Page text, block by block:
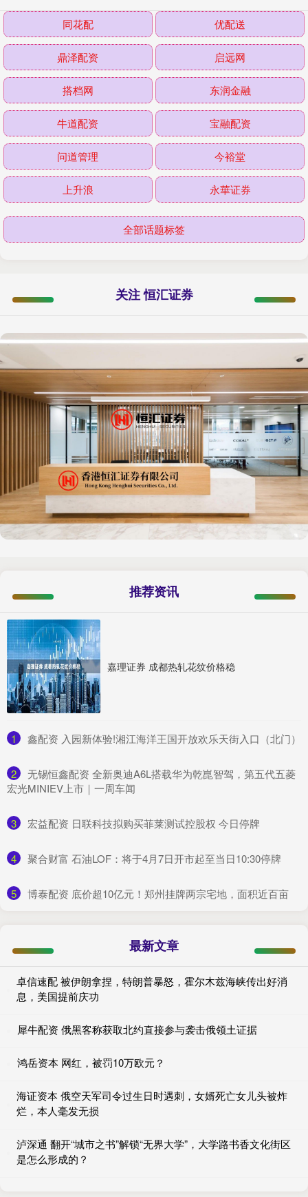
同花配 优配送
鼎泽配资 启远网
搭档网 东润金融
牛道配资 宝融配资
问道管理 今裕堂
上升浪 永華证券
全部话题标签
关注 恒汇证券
推荐资讯
嘉理证券 成都热轧花纹价格稳
1 ​鑫配资 入园新体验!湘江海洋王国开放欢乐天街入口（北门）
2
​无锡恒鑫配资 全新奥迪A6L搭载华为乾崑智驾，第五代五菱
宏光MINIEV上市｜一周车闻
3 ​宏益配资 日联科技拟购买菲莱测试控股权 今日停牌
4 ​聚合财富 石油LOF：将于4月7日开市起至当日10:30停牌
5 ​博泰配资 底价超10亿元！郑州挂牌两宗宅地，面积近百亩
最新文章
卓信速配 被伊朗拿捏，特朗普暴怒，霍尔木兹海峡传出好消
息，美国提前庆功
犀牛配资 俄黑客称获取北约直接参与袭击俄领土证据
鸿岳资本 网红，被罚10万欧元？
海证资本 俄空天军司令过生日时遇刺，女婿死亡女儿头被炸
烂，本人毫发无损
泸深通 翻开“城市之书”解锁“无界大学”，大学路书香文化街区
是怎么形成的？